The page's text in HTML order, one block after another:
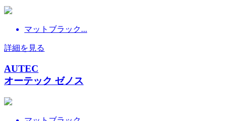
マットブラック...
詳細を見る
AUTEC
オーテック ゼノス